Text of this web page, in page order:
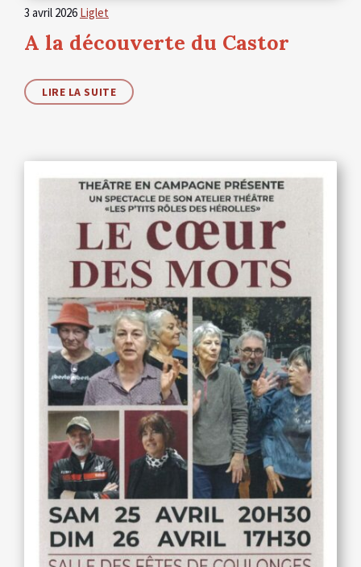
3 avril 2026 Liglet
A la découverte du Castor
LIRE LA SUITE